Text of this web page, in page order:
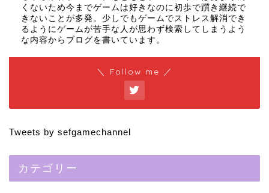
くないため今までゲームは好きなのに初歩で躓き継続で
きないことが多発。少しでもゲームでストレス解消でき
るようにゲームが苦手な人が思わず検索してしまうよう
な内容からブログを書いています。
＼ Follow me ／
Tweets by sefgamechannel
カテゴリー